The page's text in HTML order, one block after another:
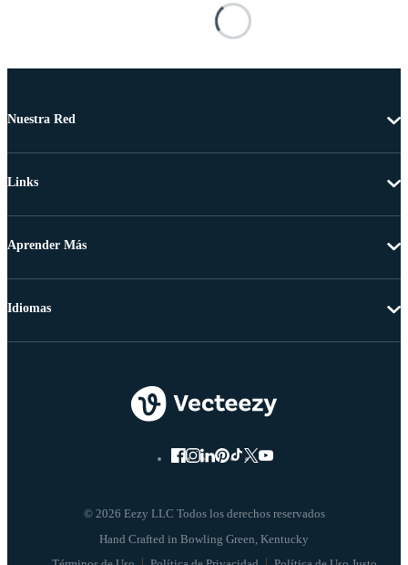
Nuestra Red
Links
Aprender Más
© 2026 Eezy LLC Todos los derechos reservados
Idiomas